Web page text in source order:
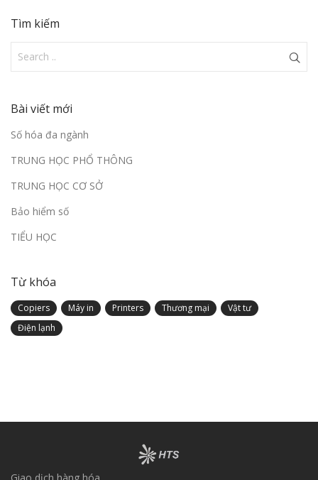
Tìm kiếm
Bài viết mới
Số hóa đa ngành
TRUNG HỌC PHỔ THÔNG
TRUNG HỌC CƠ SỞ
Bảo hiểm số
TIỂU HỌC
Từ khóa
Copiers Máy in Printers Thương mại
Vật tư
Điện lạnh